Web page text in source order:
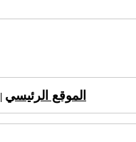
الموقع الرئيسي